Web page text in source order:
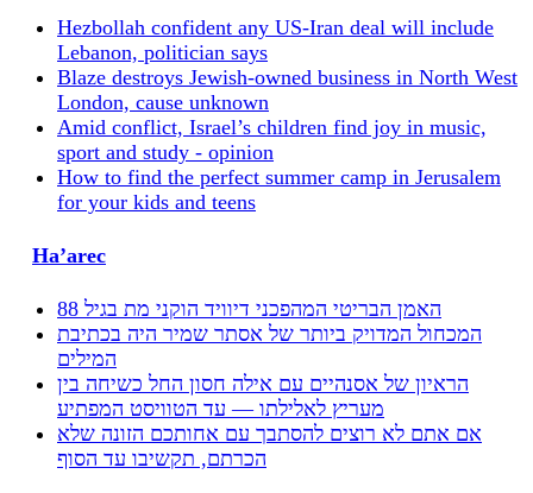
Hezbollah confident any US-Iran deal will include
Lebanon, politician says
Blaze destroys Jewish-owned business in North West
London, cause unknown
Amid conflict, Israel’s children find joy in music,
sport and study - opinion
How to find the perfect summer camp in Jerusalem
for your kids and teens
Ha’arec
האמן הבריטי המהפכני דיוויד הוקני מת בגיל 88
המכחול המדויק ביותר של אסתר שמיר היה בכתיבת
המילים
הראיון של אסנהיים עם אילה חסון החל כשיחה בין
מעריץ לאלילתו — עד הטוויסט המפתיע
אם אתם לא רוצים להסתבך עם אחותכם הזונה שלא
הכרתם, תקשיבו עד הסוף